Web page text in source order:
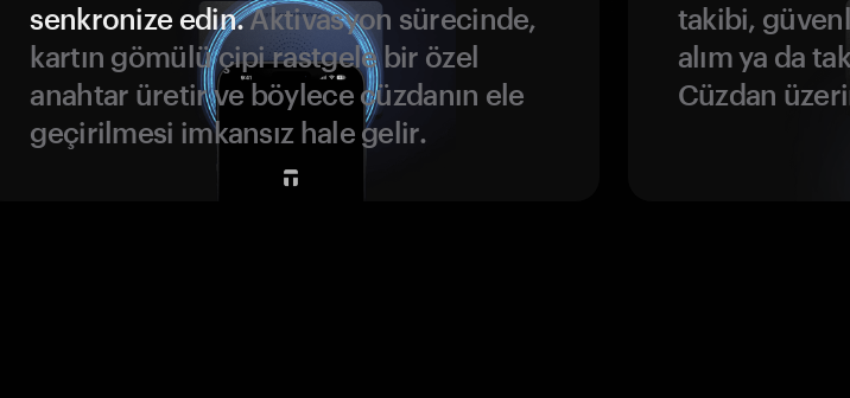
senkronize edin.Aktivasyon sürecinde,
kartın gömülü çipi rastgele bir özel
anahtar üretir ve böylece cüzdanın ele
geçirilmesi imkansız hale gelir.
takibi,
alım ya da
Cüzdan